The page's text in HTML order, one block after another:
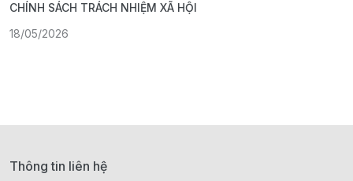
CHÍNH SÁCH TRÁCH NHIỆM XÃ HỘI
18/05/2026
Thông tin liên hệ